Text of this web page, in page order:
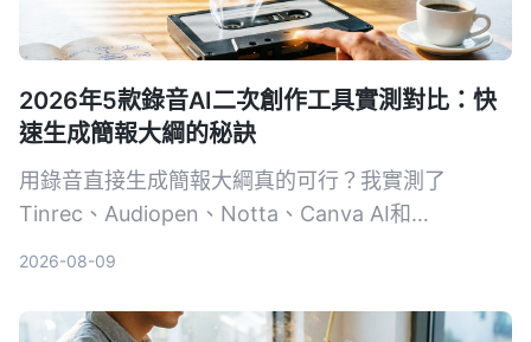
2026年5款錄音AI二次創作工具實測對比：快
速生成簡報大綱的秘訣
用錄音直接生成簡報大綱真的可行？我實測了
Tinrec、Audiopen、Notta、Canva AI和
這篇都會幫你找到最適合的方案。
2026-08-09